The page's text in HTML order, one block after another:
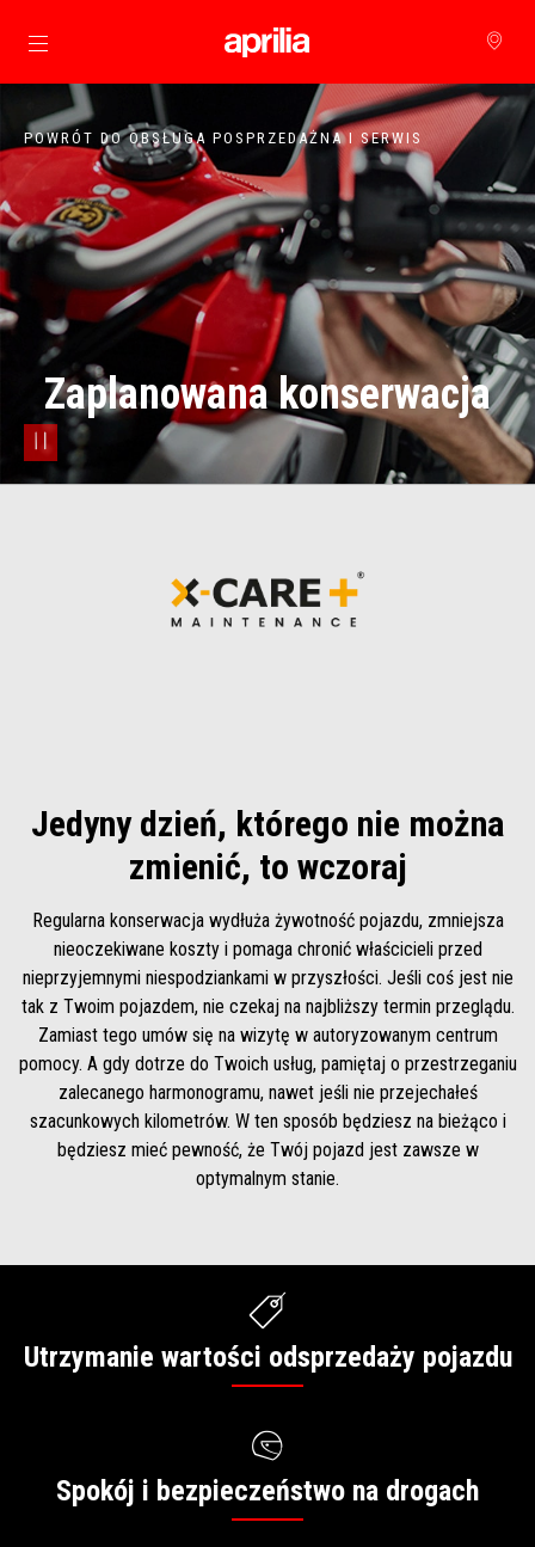
Idź do strony głównej
POWRÓT DO OBSŁUGA POSPRZEDAŻNA I SERWIS
pause
Zaplanowana konserwacja
Jedyny dzień, którego nie można
zmienić, to wczoraj
Regularna konserwacja wydłuża żywotność pojazdu, zmniejsza
nieoczekiwane koszty i pomaga chronić właścicieli przed
nieprzyjemnymi niespodziankami w przyszłości. Jeśli coś jest nie
tak z Twoim pojazdem, nie czekaj na najbliższy termin przeglądu.
Zamiast tego umów się na wizytę w autoryzowanym centrum
pomocy. A gdy dotrze do Twoich usług, pamiętaj o przestrzeganiu
zalecanego harmonogramu, nawet jeśli nie przejechałeś
szacunkowych kilometrów. W ten sposób będziesz na bieżąco i
będziesz mieć pewność, że Twój pojazd jest zawsze w
optymalnym stanie.
Utrzymanie wartości odsprzedaży pojazdu
Spokój i bezpieczeństwo na drogach